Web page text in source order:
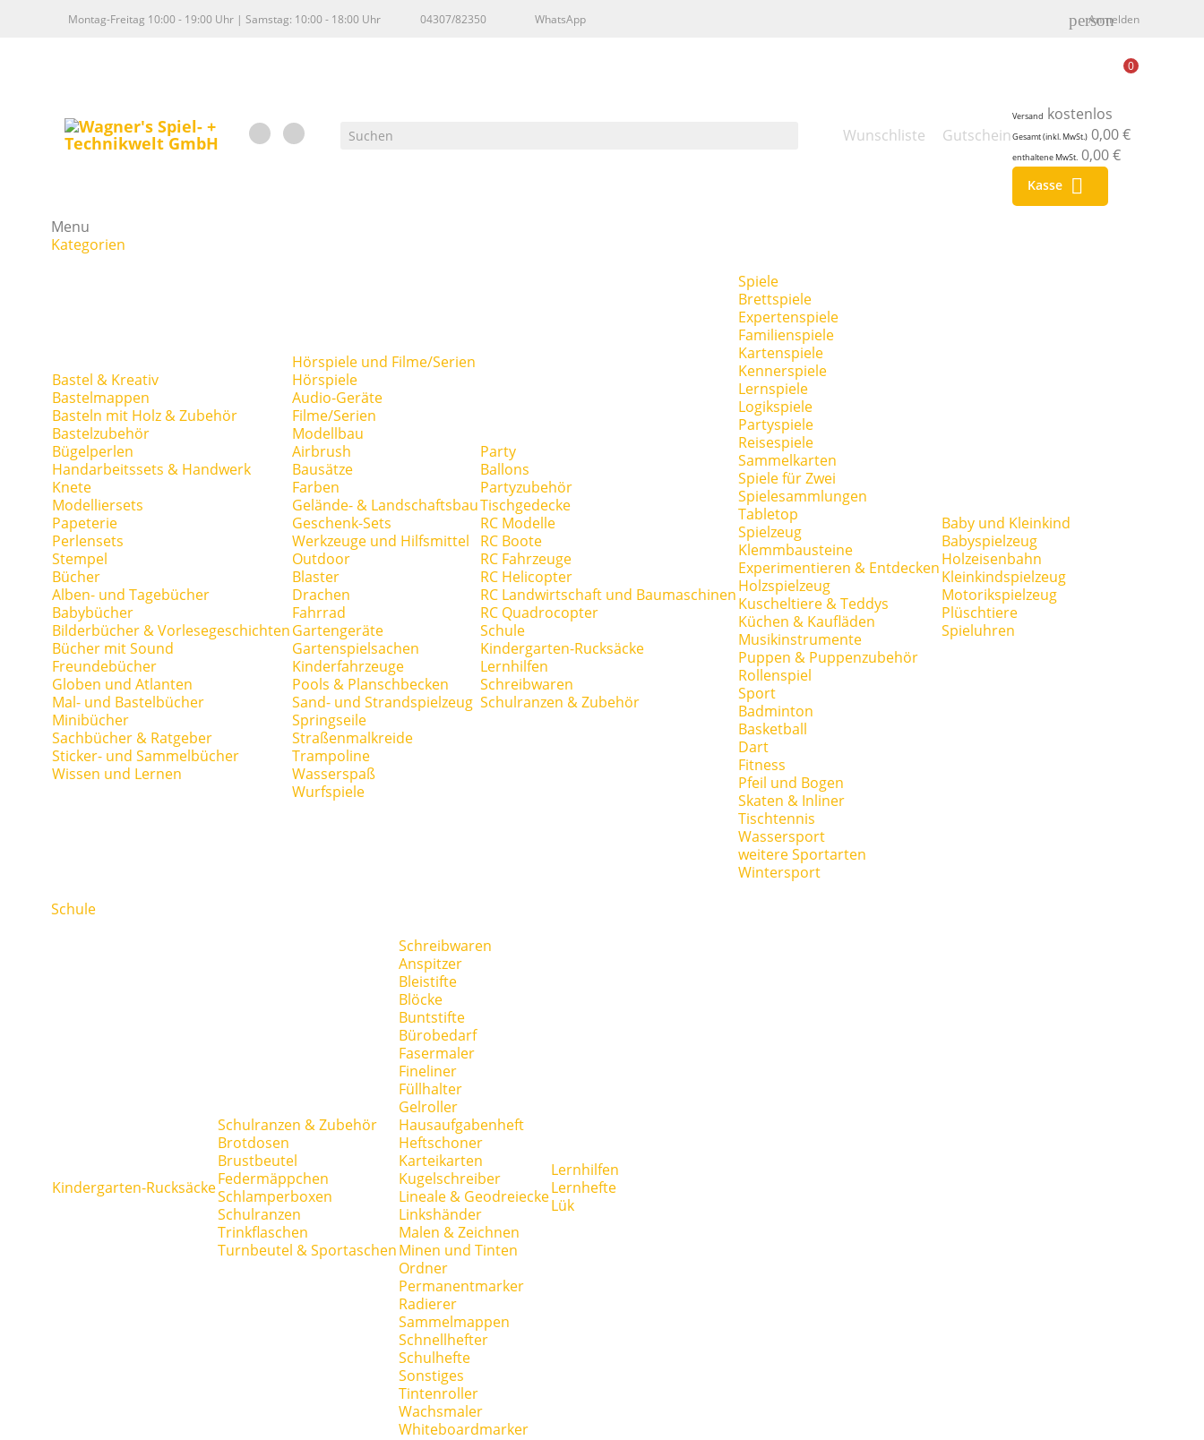
Montag-Freitag 10:00 - 19:00 Uhr | Samstag: 10:00 - 18:00 Uhr 04307/82350 WhatsApp person
Anmelden
Wunschliste Gutschein
0
Versand kostenlos
Gesamt (inkl. MwSt.) 0,00 €
enthaltene MwSt. 0,00 €
Kasse 
Menu
Kategorien
Bastel & Kreativ
Bastelmappen
Basteln mit Holz & Zubehör
Bastelzubehör
Bügelperlen
Handarbeitssets & Handwerk
Knete
Modelliersets
Papeterie
Perlensets
Stempel
Bücher
Alben- und Tagebücher
Babybücher
Bilderbücher & Vorlesegeschichten
Bücher mit Sound
Freundebücher
Globen und Atlanten
Mal- und Bastelbücher
Minibücher
Sachbücher & Ratgeber
Sticker- und Sammelbücher
Wissen und Lernen
Hörspiele und Filme/Serien
Hörspiele
Audio-Geräte
Filme/Serien
Modellbau
Airbrush
Bausätze
Farben
Gelände- & Landschaftsbau
Geschenk-Sets
Werkzeuge und Hilfsmittel
Outdoor
Blaster
Drachen
Fahrrad
Gartengeräte
Gartenspielsachen
Kinderfahrzeuge
Pools & Planschbecken
Sand- und Strandspielzeug
Springseile
Straßenmalkreide
Trampoline
Wasserspaß
Wurfspiele
Party
Ballons
Partyzubehör
Tischgedecke
RC Modelle
RC Boote
RC Fahrzeuge
RC Helicopter
RC Landwirtschaft und Baumaschinen
RC Quadrocopter
Schule
Kindergarten-Rucksäcke
Lernhilfen
Schreibwaren
Schulranzen & Zubehör
Spiele
Brettspiele
Expertenspiele
Familienspiele
Kartenspiele
Kennerspiele
Lernspiele
Logikspiele
Partyspiele
Reisespiele
Sammelkarten
Spiele für Zwei
Spielesammlungen
Tabletop
Spielzeug
Klemmbausteine
Experimentieren & Entdecken
Holzspielzeug
Kuscheltiere & Teddys
Küchen & Kaufläden
Musikinstrumente
Puppen & Puppenzubehör
Rollenspiel
Sport
Badminton
Basketball
Dart
Fitness
Pfeil und Bogen
Skaten & Inliner
Tischtennis
Wassersport
weitere Sportarten
Wintersport
Baby und Kleinkind
Babyspielzeug
Holzeisenbahn
Kleinkindspielzeug
Motorikspielzeug
Plüschtiere
Spieluhren
Schule
Kindergarten-Rucksäcke
Schulranzen & Zubehör
Brotdosen
Brustbeutel
Federmäppchen
Schlamperboxen
Schulranzen
Trinkflaschen
Turnbeutel & Sportaschen
Schreibwaren
Anspitzer
Bleistifte
Blöcke
Buntstifte
Bürobedarf
Fasermaler
Fineliner
Füllhalter
Gelroller
Hausaufgabenheft
Heftschoner
Karteikarten
Kugelschreiber
Lineale & Geodreiecke
Linkshänder
Malen & Zeichnen
Minen und Tinten
Ordner
Permanentmarker
Radierer
Sammelmappen
Schnellhefter
Schulhefte
Sonstiges
Tintenroller
Wachsmaler
Whiteboardmarker
Lernhilfen
Lernhefte
Lük